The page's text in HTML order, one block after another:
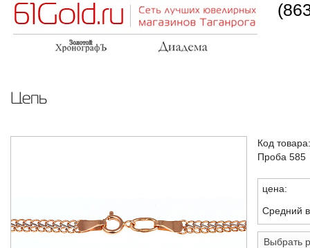
Цепь
Код
Проба 585
цена:
Средний
Выбрать